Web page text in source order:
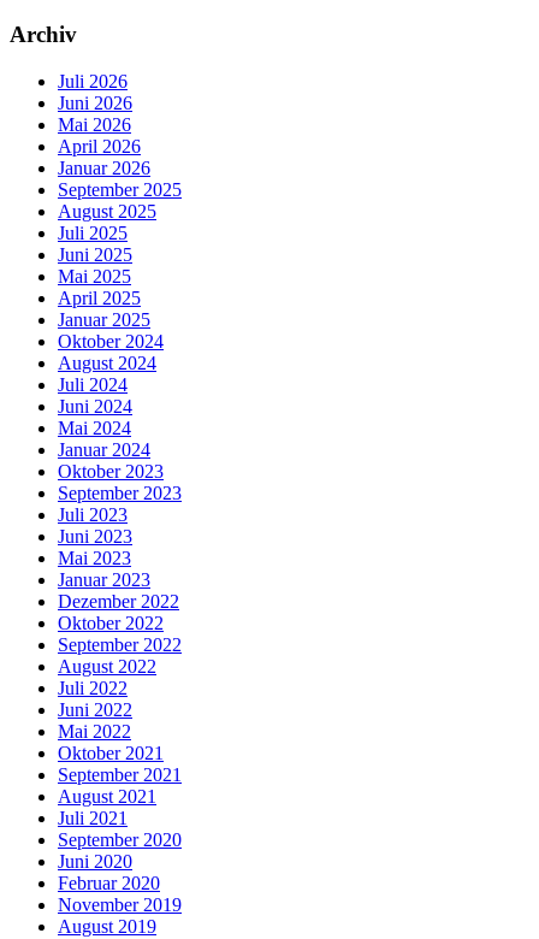
Archiv
Juli 2026
Juni 2026
Mai 2026
April 2026
Januar 2026
September 2025
August 2025
Juli 2025
Juni 2025
Mai 2025
April 2025
Januar 2025
Oktober 2024
August 2024
Juli 2024
Juni 2024
Mai 2024
Januar 2024
Oktober 2023
September 2023
Juli 2023
Juni 2023
Mai 2023
Januar 2023
Dezember 2022
Oktober 2022
September 2022
August 2022
Juli 2022
Juni 2022
Mai 2022
Oktober 2021
September 2021
August 2021
Juli 2021
September 2020
Juni 2020
Februar 2020
November 2019
August 2019